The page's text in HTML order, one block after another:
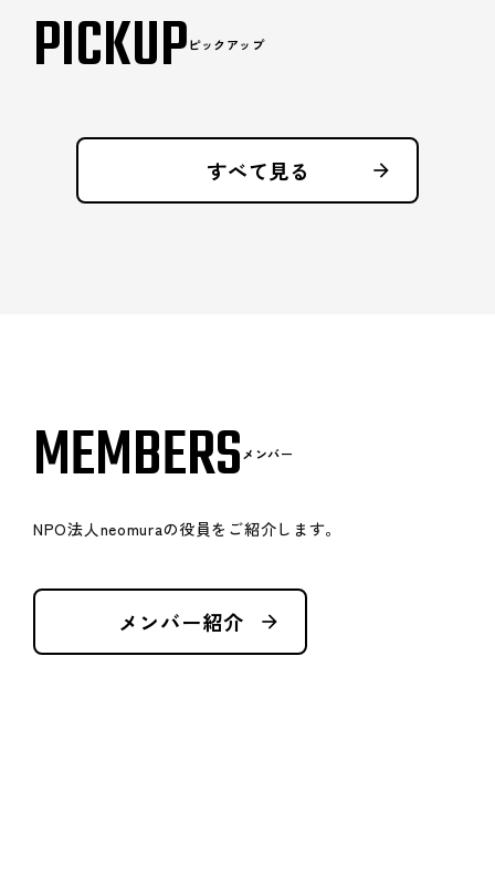
PICKUPピックアップ
すべて見る arrow_forward
MEMBERSメンバー
NPO法人neomuraの役員をご紹介します。
メンバー紹介 arrow_forward